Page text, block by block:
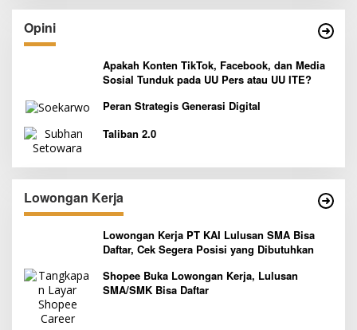
Opini
Apakah Konten TikTok, Facebook, dan Media
Sosial Tunduk pada UU Pers atau UU ITE?
Peran Strategis Generasi Digital
Taliban 2.0
Lowongan Kerja
Lowongan Kerja PT KAI Lulusan SMA Bisa
Daftar, Cek Segera Posisi yang Dibutuhkan
Shopee Buka Lowongan Kerja, Lulusan
SMA/SMK Bisa Daftar